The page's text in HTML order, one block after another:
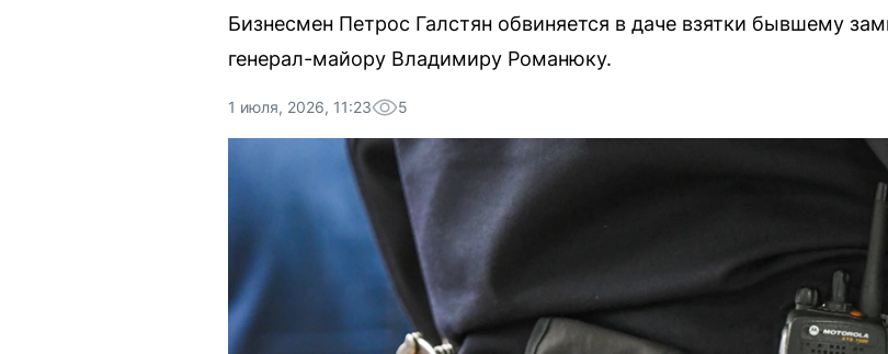
Бизнесмен Петрос Галстян обвиняется в даче взятки бывшему
генерал-майору Владимиру Романюку.
1 июля, 2026, 11:23 5